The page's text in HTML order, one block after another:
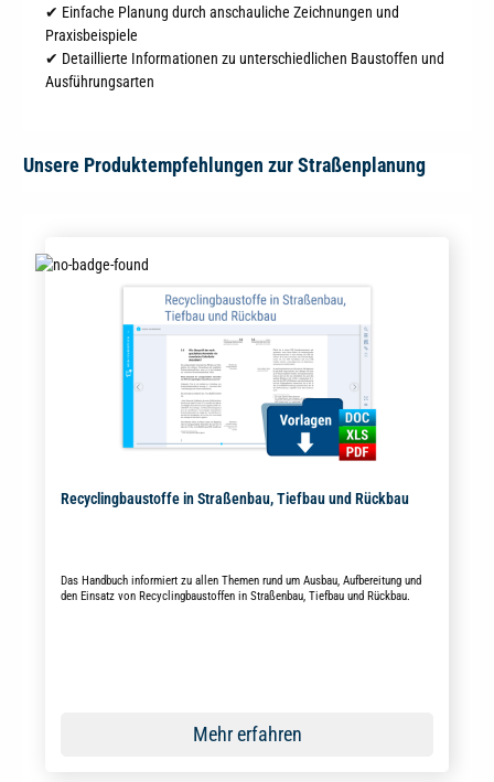
✔ Einfache Planung durch anschauliche Zeichnungen und
Praxisbeispiele
✔ Detaillierte Informationen zu unterschiedlichen Baustoffen und
Ausführungsarten
Unsere Produktempfehlungen zur Straßenplanung
Recyclingbaustoffe in Straßenbau, Tiefbau und Rückbau
Das Handbuch informiert zu allen Themen rund um Ausbau, Aufbereitung und
den Einsatz von Recyclingbaustoffen in Straßenbau, Tiefbau und Rückbau.
Mehr erfahren